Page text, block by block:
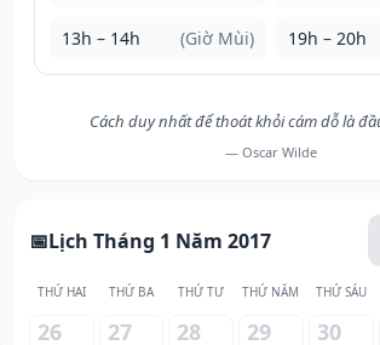
13h – 14h (Giờ Mùi) 19h – 20h
Cách duy nhất để thoát khỏi cám dỗ là
— Oscar Wilde
Lịch Tháng 1 Năm 2017
THỨ HAI THỨ BA THỨ TƯ THỨ NĂM THỨ SÁU
26 27 28 29 30